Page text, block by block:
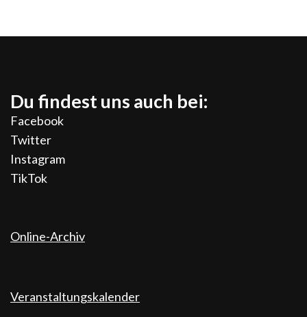
Du findest uns auch bei:
Facebook
Twitter
Instagram
TikTok
Online-Archiv
Veranstaltungskalender